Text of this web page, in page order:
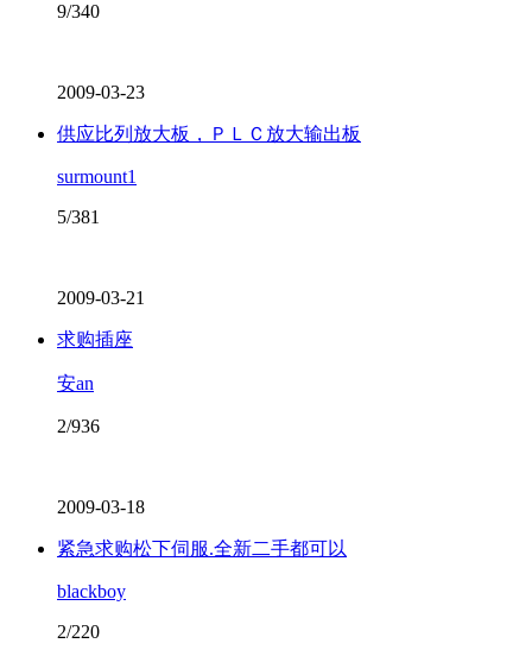
9/340
2009-03-23
供应比列放大板，ＰＬＣ放大输出板
surmount1
5/381
2009-03-21
求购插座
安an
2/936
2009-03-18
紧急求购松下伺服.全新二手都可以
blackboy
2/220